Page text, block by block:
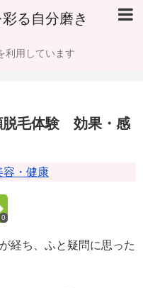
る自分磨き
利用しています
脱毛体験 効果・感
容・健康
0
経ち、ふと疑問に思った